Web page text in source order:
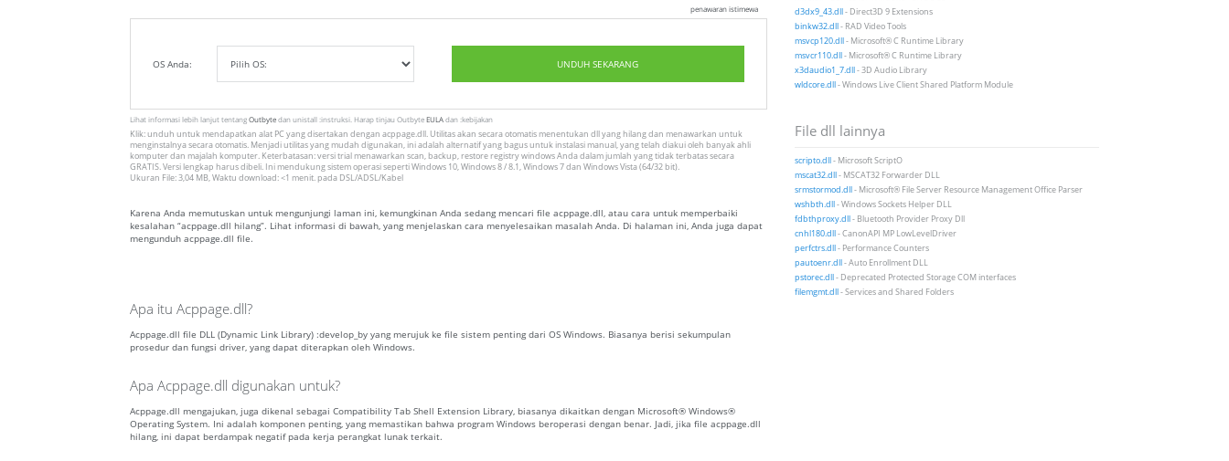
penawaran istimewa
OS Anda: UNDUH SEKARANG
Lihat informasi lebih lanjut tentangOutbytedan unistall :instruksi. Harap tinjau OutbyteEULAdan :kebijakan
Klik: unduh untuk mendapatkan alat PC yang disertakan dengan acppage.dll. Utilitas akan secara otomatis menentukan dll yang hilang dan menawarkan untuk
menginstalnya secara otomatis. Menjadi utilitas yang mudah digunakan, ini adalah alternatif yang bagus untuk instalasi manual, yang telah diakui oleh banyak ahli
komputer dan majalah komputer. Keterbatasan: versi trial menawarkan scan, backup, restore registry windows Anda dalam jumlah yang tidak terbatas secara
GRATIS. Versi lengkap harus dibeli. Ini mendukung sistem operasi seperti Windows 10, Windows 8 / 8.1, Windows 7 dan Windows Vista (64/32 bit).
Ukuran File: 3,04 MB, Waktu download: <1 menit. pada DSL/ADSL/Kabel
Karena Anda memutuskan untuk mengunjungi laman ini, kemungkinan Anda sedang mencari file acppage.dll, atau cara untuk memperbaiki
kesalahan “acppage.dll hilang”. Lihat informasi di bawah, yang menjelaskan cara menyelesaikan masalah Anda. Di halaman ini, Anda juga dapat
mengunduh acppage.dll file.
Apa itu Acppage.dll?
Acppage.dll file DLL (Dynamic Link Library) :develop_by yang merujuk ke file sistem penting dari OS Windows. Biasanya berisi sekumpulan
prosedur dan fungsi driver, yang dapat diterapkan oleh Windows.
Apa Acppage.dll digunakan untuk?
Acppage.dll mengajukan, juga dikenal sebagai Compatibility Tab Shell Extension Library, biasanya dikaitkan dengan Microsoft® Windows®
Operating System. Ini adalah komponen penting, yang memastikan bahwa program Windows beroperasi dengan benar. Jadi, jika file acppage.dll
hilang, ini dapat berdampak negatif pada kerja perangkat lunak terkait.
d3dx9_43.dll- Direct3D 9 Extensions
binkw32.dll- RAD Video Tools
msvcp120.dll- Microsoft® C Runtime Library
msvcr110.dll- Microsoft® C Runtime Library
x3daudio1_7.dll- 3D Audio Library
wldcore.dll- Windows Live Client Shared Platform Module
File dll lainnya
scripto.dll- Microsoft ScriptO
mscat32.dll- MSCAT32 Forwarder DLL
srmstormod.dll- Microsoft® File Server Resource Management Office Parser
wshbth.dll- Windows Sockets Helper DLL
fdbthproxy.dll- Bluetooth Provider Proxy Dll
cnhl180.dll- CanonAPI MP LowLevelDriver
perfctrs.dll- Performance Counters
pautoenr.dll- Auto Enrollment DLL
pstorec.dll- Deprecated Protected Storage COM interfaces
filemgmt.dll- Services and Shared Folders